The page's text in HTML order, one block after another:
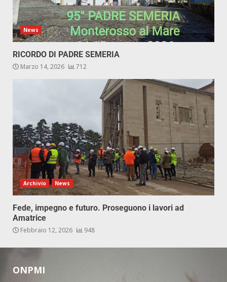
News
RICORDO DI PADRE SEMERIA
Marzo 14, 2026 712
Archivio News
Fede, impegno e futuro. Proseguono i lavori ad
Amatrice
Febbraio 12, 2026 948
ONPMI